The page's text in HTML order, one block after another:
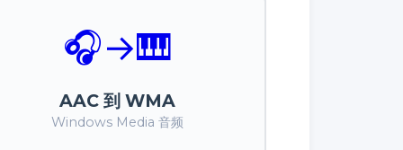
🎧→🎹
AAC 到 WMA
Windows Media 音频